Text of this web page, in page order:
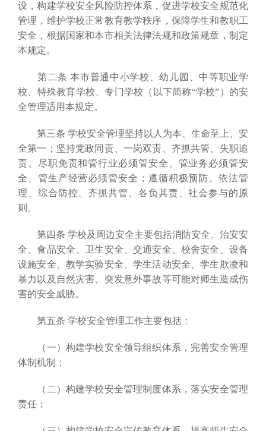
设，构建学校安全风险防控体系，促进学校安全规范化
管理，维护学校正常教育教学秩序，保障学生和教职工
安全，根据国家和本市相关法律法规和政策规章，制定
本规定。
第二条 本市普通中小学校、幼儿园、中等职业学
校、特殊教育学校、专门学校（以下简称“学校”）的安
全管理适用本规定。
第三条 学校安全管理坚持以人为本、生命至上、安
全第一；坚持党政同责、一岗双责、齐抓共管、失职追
责、尽职免责和管行业必须管安全、管业务必须管安
全、管生产经营必须管安全；遵循积极预防、依法管
理、综合防控、齐抓共管、各负其责、社会参与的原
则。
第四条 学校及周边安全主要包括消防安全、治安安
全、食品安全、卫生安全、交通安全、校舍安全、设备
设施安全、教学实验安全、学生活动安全、学生欺凌和
暴力以及自然灾害、突发意外事故等可能对师生造成伤
害的安全威胁。
第五条 学校安全管理工作主要包括：
（一）构建学校安全领导组织体系，完善安全管理
体制机制；
（二）构建学校安全管理制度体系，落实安全管理
责任；